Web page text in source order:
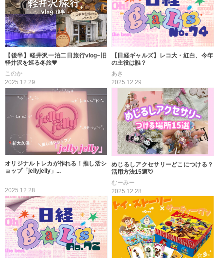
【後半】軽井沢一泊二日旅行vlog~旧
軽井沢を巡る冬旅💗
このか
2025.12.29
【日経ギャルズ】レコ大・紅白、今年
の主役は誰？
あき
2025.12.29
オリジナルトレカが作れる！推し活シ
ョップ「jellyjelly」...
2025.12.28
めじるしアクセサリーどこにつける？
活用方法15選💘
むーみー
2025.12.28